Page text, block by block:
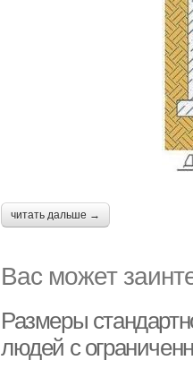
читать дальше →
Вас может
Размеры
людей с